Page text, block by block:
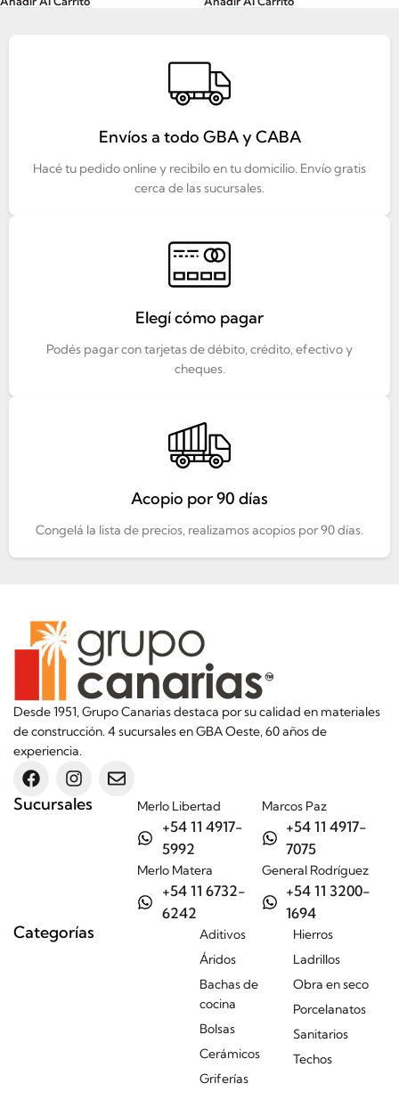
Envíos a todo GBA y CABA
Hacé tu pedido online y recibilo en tu domicilio. Envío gratis
cerca de las sucursales.
Elegí cómo pagar
Podés pagar con tarjetas de débito, crédito, efectivo y
cheques.
Acopio por 90 días
Congelá la lista de precios, realizamos acopios por 90 días.
Desde 1951, Grupo Canarias destaca por su calidad en materiales
de construcción. 4 sucursales en GBA Oeste, 60 años de
experiencia.
Sucursales Merlo Libertad
+54 11 4917-
5992
Merlo Matera
+54 11 6732-
6242
Marcos Paz
+54 11 4917-
7075
General Rodríguez
+54 11 3200-
1694
Categorías
Aditivos
Áridos
Bachas de
cocina
Bolsas
Cerámicos
Griferías
Hierros
Ladrillos
Obra en seco
Porcelanatos
Sanitarios
Techos